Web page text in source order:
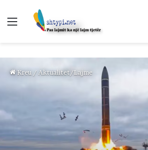
Menu
Kreu / Aktualitet/Lajme